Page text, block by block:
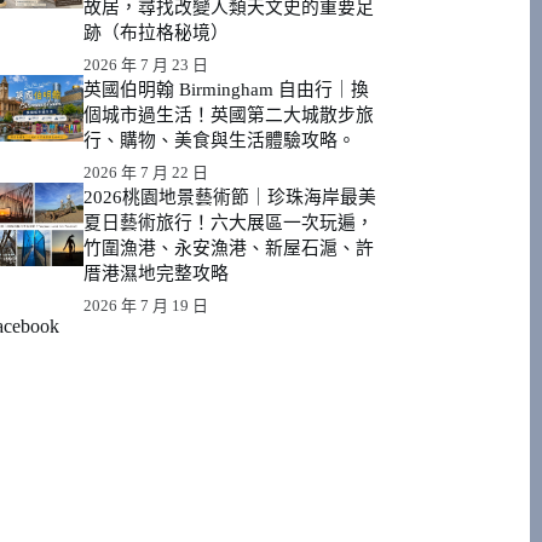
故居，尋找改變人類天文史的重要足
跡（布拉格秘境）
2026 年 7 月 23 日
英國伯明翰 Birmingham 自由行｜換
個城市過生活！英國第二大城散步旅
行、購物、美食與生活體驗攻略。
2026 年 7 月 22 日
2026桃園地景藝術節｜珍珠海岸最美
夏日藝術旅行！六大展區一次玩遍，
竹圍漁港、永安漁港、新屋石滬、許
厝港濕地完整攻略
2026 年 7 月 19 日